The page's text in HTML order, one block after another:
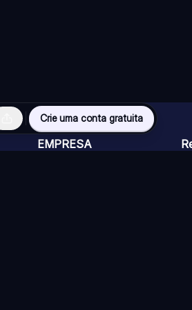
Crie uma conta gratuita
EMPRESA